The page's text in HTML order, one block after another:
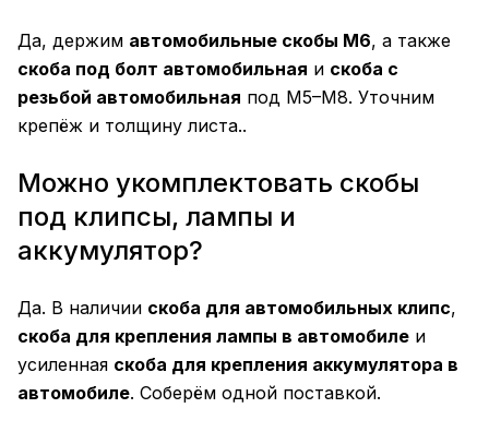
Да, держим автомобильные скобы М6, а также
скоба под болт автомобильная и скоба с
резьбой автомобильная под М5–М8. Уточним
крепёж и толщину листа..
Можно укомплектовать скобы
под клипсы, лампы и
аккумулятор?
Да. В наличии скоба для автомобильных клипс,
скоба для крепления лампы в автомобиле и
усиленная скоба для крепления аккумулятора в
автомобиле. Соберём одной поставкой.